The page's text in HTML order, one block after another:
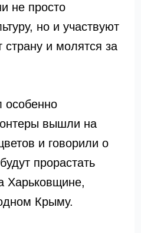
не просто
но и участвуют
и молятся за
вышли на
и говорили о
прорастать
Харьковщине,
Крыму.